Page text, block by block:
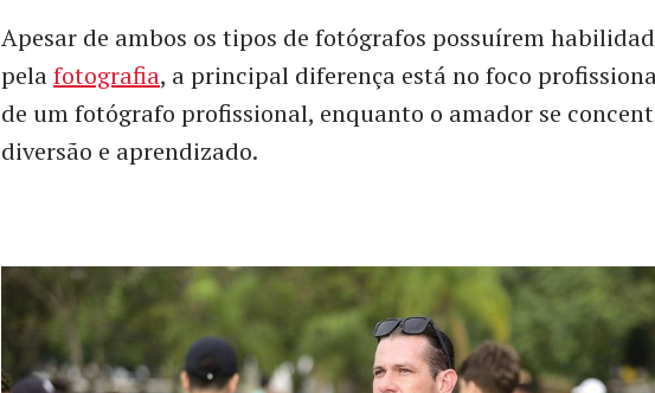
Apesar de ambos os tipos de fotógrafos possuírem
pelafotografia, a principal diferença está no foco
de um fotógrafo profissional, enquanto o amador se
diversão e aprendizado.